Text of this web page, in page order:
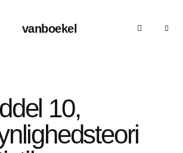
vanboekel
10,